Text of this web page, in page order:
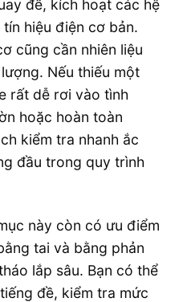
đề, kích hoạt các hệ
hiệu điện cơ bản.
cũng cần nhiên liệu
Nếu thiếu một
rất dễ rơi vào tình
hoặc hoàn toàn
kiểm tra nhanh ắc
đầu trong quy trình
này còn có ưu điểm
tai và bằng phản
lắp sâu. Bạn có thể
đề, kiểm tra mức